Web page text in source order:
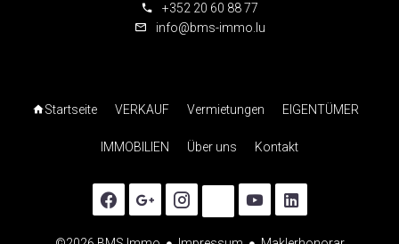
+352 20 60 88 77
info@bms-immo.lu
Startseite VERKAUF Vermietungen EIGENTÜMER
IMMOBILIEN Über uns Kontakt